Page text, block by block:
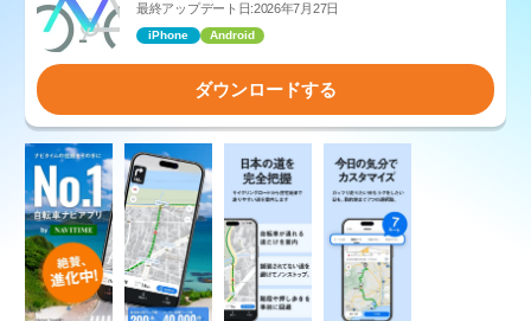
最終アップデート日:2026年7月27日
iPhone Android
ダウンロードする